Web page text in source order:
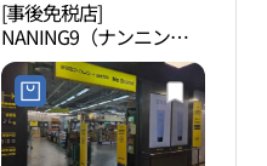
[事後免税店]
NANING9（ナンニン
グ）・スターフィールド
ハナム（河南）店(난닝
구 스타필드 하남점)